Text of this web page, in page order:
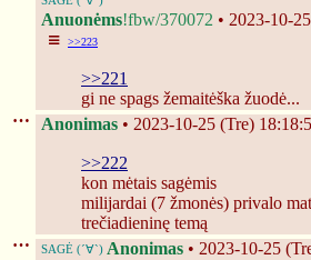
Anuonėms!fbw/370072 2023-10-
>>223
>>221
gi ne spags žemaitėška žuodė...
Anonimas
2023-10-25 (Tre)
>>222
kon mėtais sagėmis
milijardai (7 žmonės) privalo
trečiadieninę temą
Anonimas
2023-10-25